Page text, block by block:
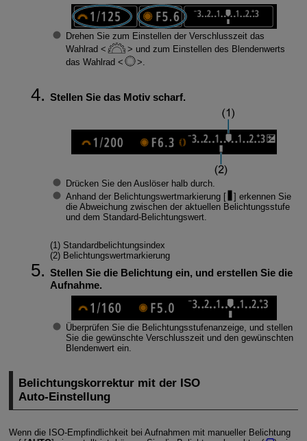
Drehen Sie zum Einstellen der Verschlusszeit das
Wahlrad
und zum Einstellen des Blendenwerts
das Wahlrad
.
Stellen Sie das Motiv scharf.
Drücken Sie den Auslöser halb durch.
Anhand der Belichtungswertmarkierung [
] erkennen Sie
die Abweichung zwischen der aktuellen Belichtungsstufe
und dem Standard-Belichtungswert.
(1) Standardbelichtungsindex
(2) Belichtungswertmarkierung
Stellen Sie die Belichtung ein, und erstellen Sie die
Aufnahme.
Überprüfen Sie die Belichtungsstufenanzeige, und stellen
Sie die gewünschte Verschlusszeit und den gewünschten
Blendenwert ein.
Belichtungskorrektur mit der ISO
Auto-Einstellung
Wenn die ISO-Empfindlichkeit bei Aufnahmen mit manueller Belichtung